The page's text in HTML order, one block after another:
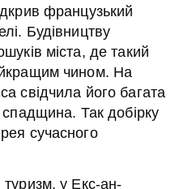
французький
Будівництву
міста, де такий
чином. На
свідчила його багата
спадщина. Так добірку
сучасного
у Екс-ан-